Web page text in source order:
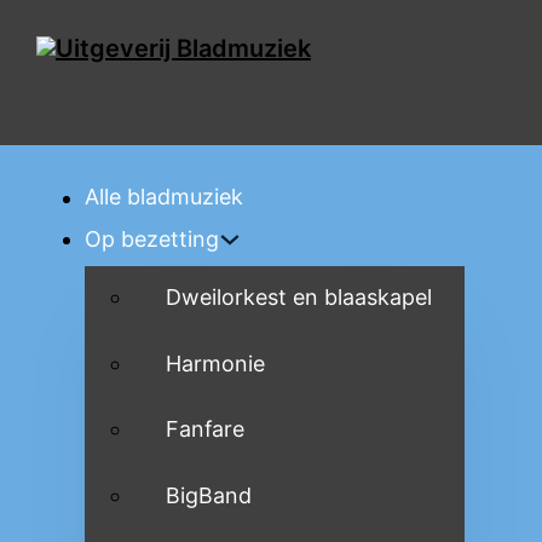
Alle bladmuziek
Op bezetting
Dweilorkest en blaaskapel
Harmonie
Fanfare
BigBand